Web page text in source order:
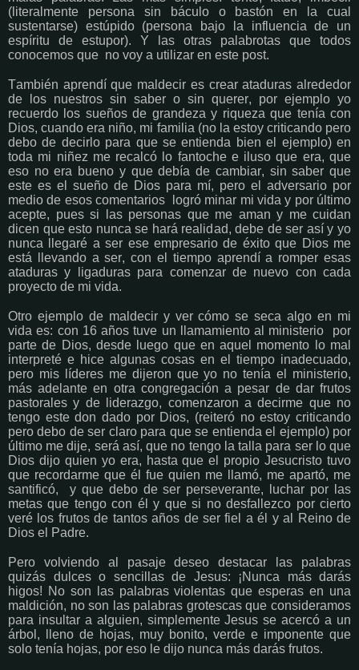
(literalmente persona sin báculo o bastón en la cual
sustentarse) estúpido (persona bajo la influencia de un
espíritu de estupor). Y las otras palabrotas que todos
conocemos que no voy a utilizar en este post.
También aprendí que maldecir es crear ataduras alrededor
de los nuestros sin saber o sin querer, por ejemplo yo
recuerdo los sueños de grandeza y riqueza que tenía con
Dios, cuando era niño, mi familia (no la estoy criticando pero
debo de decirlo para que se entienda bien el ejemplo) en
toda mi niñez me recalcó lo fantoche e iluso que era, que
eso no era bueno y que debía de cambiar, sin saber que
este es el sueño de Dios para mí, pero el adversario por
medio de esos comentarios logró minar mi vida y por último
acepte, pues si las personas que me aman y me cuidan
dicen que esto nunca se hará realidad, debe de ser así y yo
nunca llegaré a ser ese empresario de éxito que Dios me
está llevando a ser, con el tiempo aprendí a romper esas
ataduras y ligaduras para comenzar de nuevo con cada
proyecto de mi vida.
Otro ejemplo de maldecir y ver cómo se seca algo en mi
vida es: con 16 años tuve un llamamiento al ministerio por
parte de Dios, desde luego que en aquel momento lo mal
interpreté e hice algunas cosas en el tiempo inadecuado,
pero mis líderes me dijeron que yo no tenía el ministerio,
más adelante en otra congregación a pesar de dar frutos
pastorales y de liderazgo, comenzaron a decirme que no
tengo este don dado por Dios, (reiteró no estoy criticando
pero debo de ser claro para que se entienda el ejemplo) por
último me dije, será así, que no tengo la talla para ser lo que
Dios dijo quien yo era, hasta que el propio Jesucristo tuvo
que recordarme que él fue quien me llamó, me apartó, me
santificó, y que debo de ser perseverante, luchar por las
metas que tengo con él y que si no desfallezco por cierto
veré los frutos de tantos años de ser fiel a él y al Reino de
Dios el Padre.
Pero volviendo al pasaje deseo destacar las palabras
quizás dulces o sencillas de Jesus: ¡Nunca más darás
higos! No son las palabras violentas que esperas en una
maldición, no son las palabras grotescas que consideramos
para insultar a alguien, simplemente Jesus se acercó a un
árbol, lleno de hojas, muy bonito, verde e imponente que
solo tenía hojas, por eso le dijo nunca más darás frutos.